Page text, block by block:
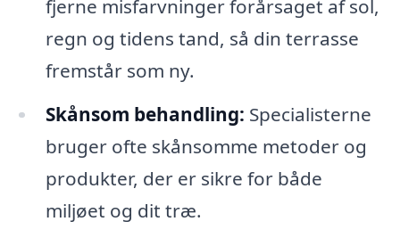
fjerne misfarvninger forårsaget af sol,
regn og tidens tand, så din terrasse
fremstår som ny.
Skånsom behandling: Specialisterne
bruger ofte skånsomme metoder og
produkter, der er sikre for både
miljøet og dit træ.